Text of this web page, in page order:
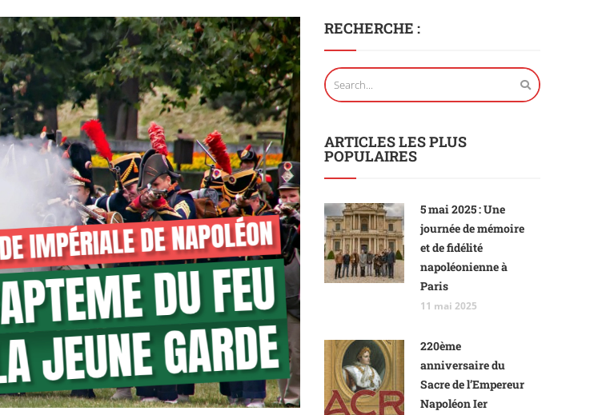
RECHERCHE :
ARTICLES LES PLUS
POPULAIRES
5 mai 2025 : Une
journée de mémoire
et de fidélité
napoléonienne à
Paris
11 mai 2025
220ème
anniversaire du
Sacre de l’Empereur
Napoléon Ier